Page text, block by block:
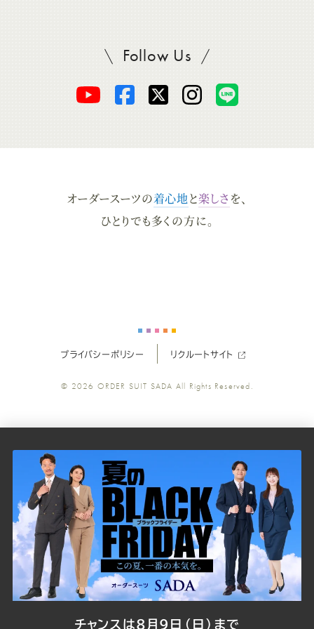
ー
ス
ー
ツ
SADA
の
公
式
ー
ー
ツ
SADA
の
公
式
ー
ス
ー
ツ
SADA
の
公
式
ー
ス
ー
ツ
SADA
の
公
式
ー
ツ
SADA
の
公
式
チャンスは8月9日（日）まで